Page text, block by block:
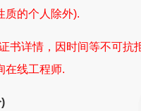
质的个人除外).
书详情，因时间等不可抗
在线工程师.